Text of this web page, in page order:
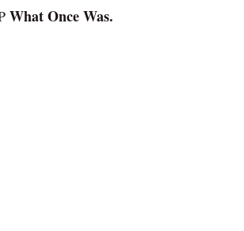
What Once Was.